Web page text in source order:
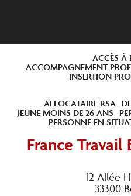
ACCÈS À
ACCOMPAGNEMENT
INSERTION
ALLOCATAIRE RSA
JEUNE MOINS DE 26 ANS
PERSONNE EN
France
12 Allée
33300